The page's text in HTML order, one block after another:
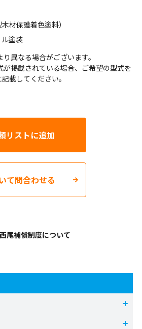
材保護着色塗料）
塗装
異なる場合がございます。
掲載されている場合、ご希望の型式を
載してください。
リストに追加
て問合わせる
西尾補償制度について